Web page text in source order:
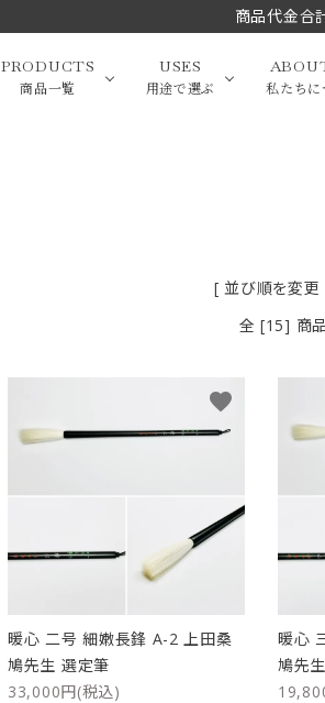
商品代金合
PRODUCTS
商品一覧
USES
用途で選ぶ
写経・御朱印
贈り物（限定セット）
リップブラシ
私たちに
[ 並び順を変更
全 [15] 商
暖心 二号 細嫩長鋒 A-2 上田桑
鳩先生 選定筆
33,000円(税込)
favorite
暖心
鳩先